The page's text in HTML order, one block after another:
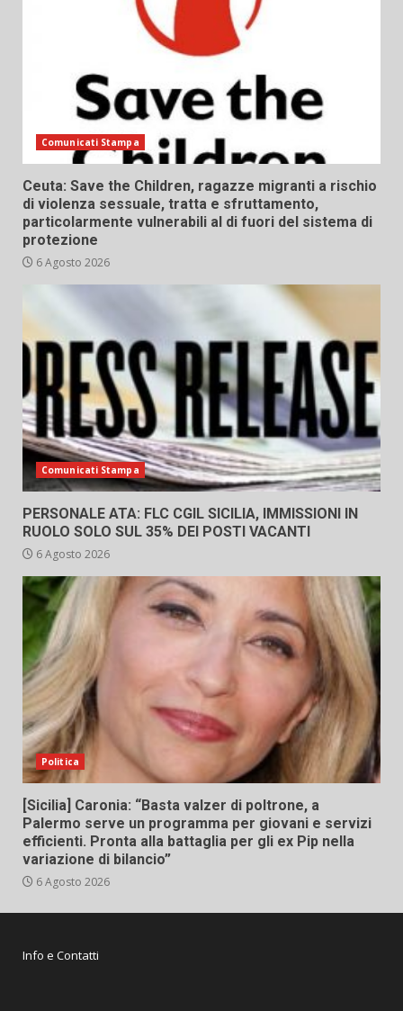
Comunicati Stampa
Ceuta: Save the Children, ragazze migranti a rischio
di violenza sessuale, tratta e sfruttamento,
particolarmente vulnerabili al di fuori del sistema di
protezione
6 Agosto 2026
Comunicati Stampa
PERSONALE ATA: FLC CGIL SICILIA, IMMISSIONI IN
RUOLO SOLO SUL 35% DEI POSTI VACANTI
6 Agosto 2026
Politica
[Sicilia] Caronia: “Basta valzer di poltrone, a
Palermo serve un programma per giovani e servizi
efficienti. Pronta alla battaglia per gli ex Pip nella
variazione di bilancio”
6 Agosto 2026
Info e Contatti